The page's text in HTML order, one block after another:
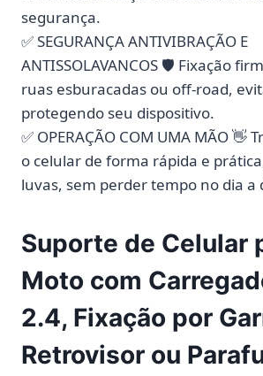
segurança.
✅ SEGURANÇA ANTIVIBRAÇÃO E
ANTISSOLAVANCOS 🛡️ Fixação
ruas esburacadas ou off-road,
protegendo seu dispositivo.
✅ OPERAÇÃO COM UMA MÃO 👋
o celular de forma rápida e
luvas, sem perder tempo no dia a
Suporte de Celular
Moto com
2.4, Fixação por
Retrovisor ou